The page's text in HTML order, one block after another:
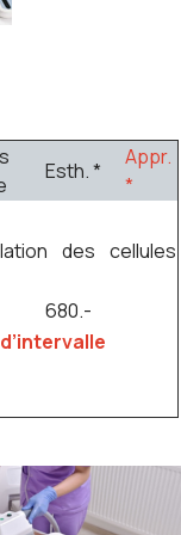
Esth. *
Appr.
*
des cellules
680.-